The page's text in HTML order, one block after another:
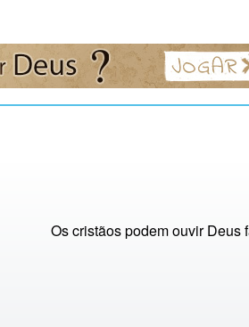
Os cristãos podem ouvir Deus